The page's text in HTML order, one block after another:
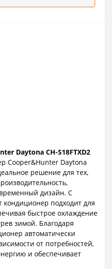
Daytona CH-S18FTXD2
Cooper&Hunter Daytona
решение для тех,
дизайн. С
кондиционер подходит для
быстрое охлаждение
зимой. Благодаря
автоматически
от потребностей,
и обеспечивает